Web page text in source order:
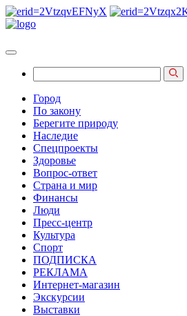
Город
По закону
Берегите природу
Наследие
Спецпроекты
Здоровье
Вопрос-ответ
Страна и мир
Финансы
Люди
Пресс-центр
Культура
Спорт
ПОДПИСКА
РЕКЛАМА
Интернет-магазин
Экскурсии
Выставки